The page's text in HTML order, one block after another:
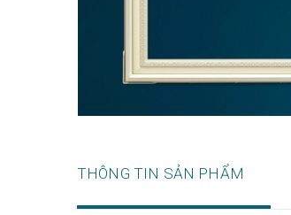
THÔNG TIN SẢN PHẨM